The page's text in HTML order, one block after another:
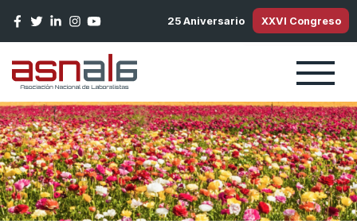
25 Aniversario XXVI Congreso